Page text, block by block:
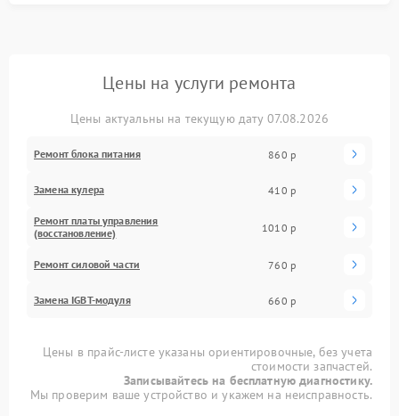
Цены на услуги ремонта
Цены актуальны на текущую дату 07.08.2026
Ремонт блока питания 860 р
Замена кулера 410 р
Ремонт платы управления
(восстановление)
1010 р
Ремонт силовой части 760 р
Замена IGBT-модуля 660 р
Цены в прайс-листе указаны ориентировочные, без учета
стоимости запчастей.
Записывайтесь на бесплатную диагностику.
Мы проверим ваше устройство и укажем на неисправность.